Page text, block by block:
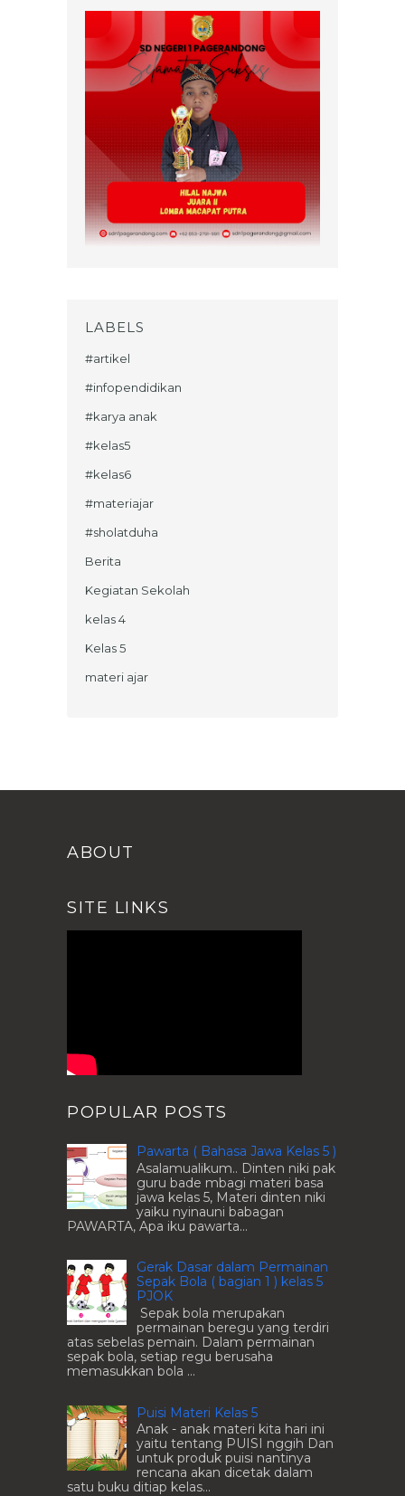
LABELS
#artikel
#infopendidikan
#karya anak
#kelas5
#kelas6
#materiajar
#sholatduha
Berita
Kegiatan Sekolah
kelas 4
Kelas 5
materi ajar
ABOUT
SITE LINKS
POPULAR POSTS
Pawarta ( Bahasa Jawa Kelas 5 )
Asalamualikum.. Dinten niki pak
guru bade mbagi materi basa
jawa kelas 5, Materi dinten niki
yaiku nyinauni babagan
PAWARTA, Apa iku pawarta...
Gerak Dasar dalam Permainan
Sepak Bola ( bagian 1 ) kelas 5
PJOK
Sepak bola merupakan
permainan beregu yang terdiri
atas sebelas pemain. Dalam permainan
sepak bola, setiap regu berusaha
memasukkan bola ...
Puisi Materi Kelas 5
Anak - anak materi kita hari ini
yaitu tentang PUISI nggih Dan
untuk produk puisi nantinya
rencana akan dicetak dalam
satu buku ditiap kelas...